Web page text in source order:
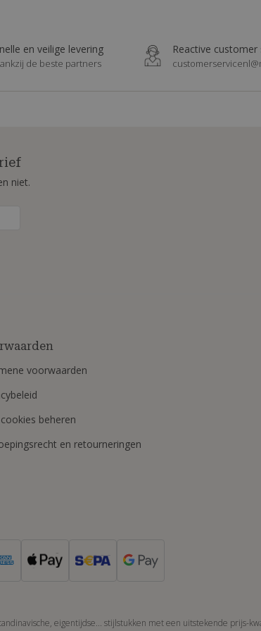
en veilige levering
de beste partners
Reactive customer
niet.
voorwaarden
beheren
en retourneringen
eigentijdse... stijlstukken met een uitstekende prijs-